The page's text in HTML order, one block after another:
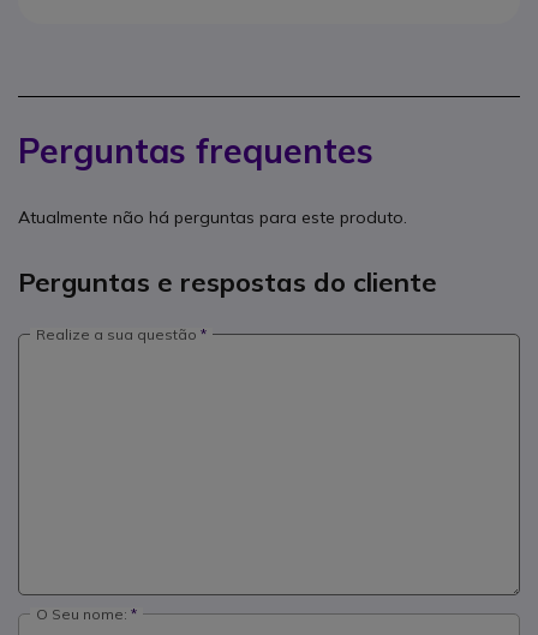
Perguntas frequentes
Atualmente não há perguntas para este produto.
Perguntas e respostas do cliente
Realize a sua questão
O Seu nome: